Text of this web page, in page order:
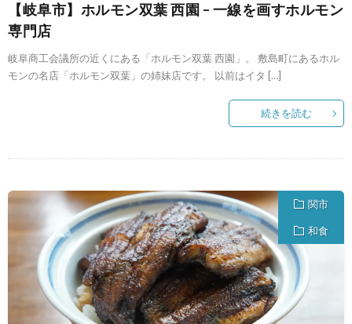
【岐阜市】ホルモン双葉 西園 – 一線を画すホルモン
専門店
岐阜商工会議所の近くにある「ホルモン双葉 西園」。 敷島町にあるホル
モンの名店「ホルモン双葉」の姉妹店です。 以前はイタ […]
続きを読む
関市
和食